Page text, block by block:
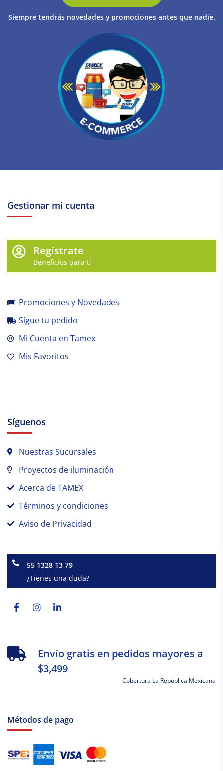
Siempre tendrás novedades y promociones antes que nadie.
Gestionar mi cuenta
Regístrate
Beneficios para tí
Promociones y Novedades
Sígue tu pedido
Mi Cuenta en Tamex
Mis Favoritos
Síguenos
Nuestras Sucursales
Proyectos de iluminación
Acerca de TAMEX
Términos y condiciones
Aviso de Privacidad
55 1328 13 79
¿Tienes una duda?
Facebook-
f
Instagram
Linkedin-
Envío gratis en pedidos mayores a
$3,499
Cobertura La República Mexicana
Métodos de pago